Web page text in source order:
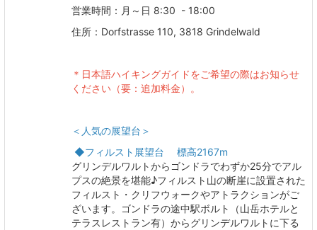
営業時間：月～日 8:30 - 18:00
住所：Dorfstrasse 110, 3818 Grindelwald
＊日本語ハイキングガイドをご希望の際はお知らせ
ください（要：追加料金）。
＜人気の展望台＞
◆フィルスト展望台 標高2167m
グリンデルワルトからゴンドラでわずか25分でアル
プスの絶景を堪能♪フィルスト山の断崖に設置された
フィルスト・クリフウォークやアトラクションがご
ざいます。ゴンドラの途中駅ボルト（山岳ホテルと
テラスレストラン有）からグリンデルワルトに下る